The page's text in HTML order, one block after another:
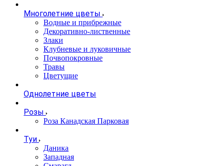
Многолетние цветы
Водные и прибрежные
Декоративно-лиственные
Злаки
Клубневые и луковичные
Почвопокровные
Травы
Цветущие
Однолетние цветы
Розы
Роза Канадская Парковая
Туи
Даника
Западная